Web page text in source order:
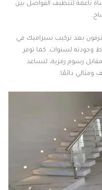
ناعمة لتنظيف الفواصل بين
بعد تركيب سيراميك في
وجودته لسنوات. كما توفر
رسوم رمزية، لتساعد
ومثالي دائمًا.